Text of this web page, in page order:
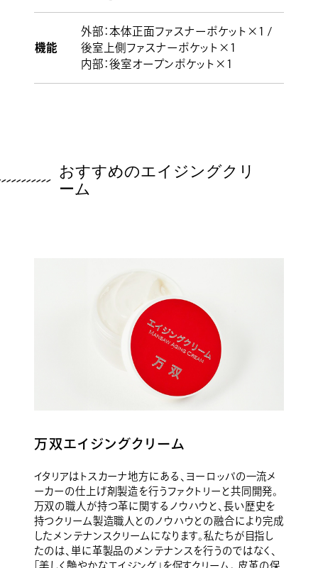
機能
外部：本体正面ファスナーポケット×1 /
後室上側ファスナーポケット×1
内部：後室オープンポケット×1
おすすめのエイジングクリ
ーム
万双エイジングクリーム
イタリアはトスカーナ地方にある、ヨーロッパの一流メ
ーカーの仕上げ剤製造を行うファクトリーと共同開発。
万双の職人が持つ革に関するノウハウと、長い歴史を
持つクリーム製造職人とのノウハウとの融合により完成
したメンテナンスクリームになります。私たちが目指し
たのは、単に革製品のメンテナンスを行うのではなく、
「美しく艶やかなエイジング」を促すクリーム。 皮革の保